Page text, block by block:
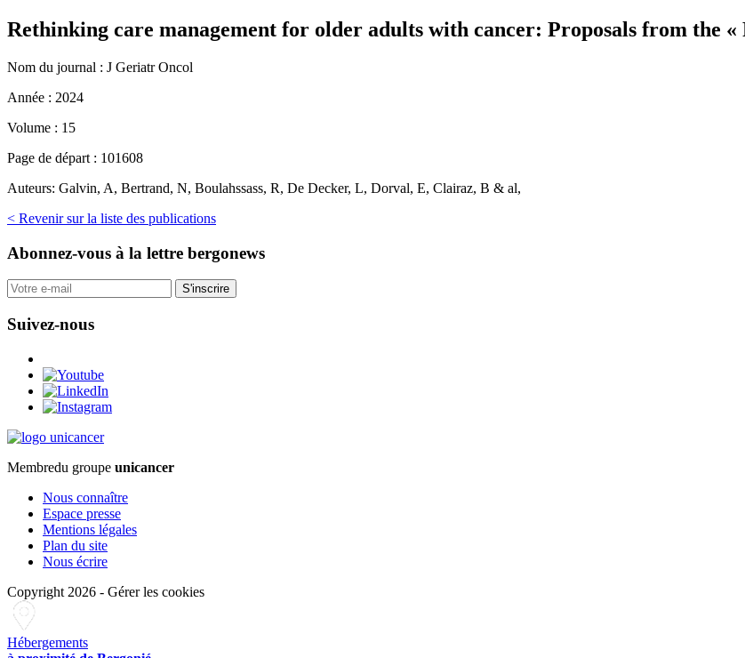
Rethinking care management for older adults with cancer: Proposals from the
Nom du journal : J Geriatr Oncol
Année : 2024
Volume : 15
Page de départ : 101608
Auteurs: Galvin, A, Bertrand, N, Boulahssass, R, De Decker, L, Dorval, E, Clairaz, B & al,
< Revenir sur la liste des publications
Abonnez-vous à la lettre bergonews
S'inscrire
Suivez-nous
Membredu groupe unicancer
Nous connaître
Espace presse
Mentions légales
Plan du site
Nous écrire
Copyright 2026 - Gérer les cookies
Hébergements